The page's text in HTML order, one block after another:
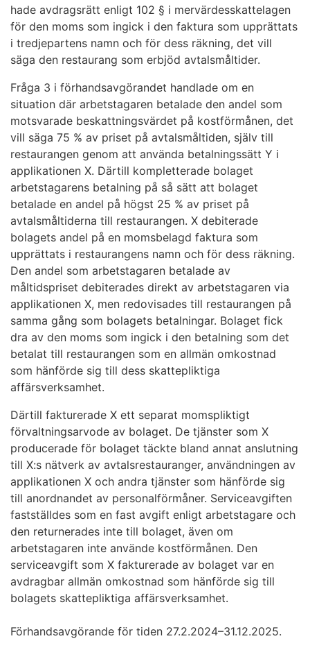
hade avdragsrätt enligt 102 § i mervärdesskattelagen
för den moms som ingick i den faktura som upprättats
i tredjepartens namn och för dess räkning, det vill
säga den restaurang som erbjöd avtalsmåltider.
Fråga 3 i förhandsavgörandet handlade om en
situation där arbetstagaren betalade den andel som
motsvarade beskattningsvärdet på kostförmånen, det
vill säga 75 % av priset på avtalsmåltiden, själv till
restaurangen genom att använda betalningssätt Y i
applikationen X. Därtill kompletterade bolaget
arbetstagarens betalning på så sätt att bolaget
betalade en andel på högst 25 % av priset på
avtalsmåltiderna till restaurangen. X debiterade
bolagets andel på en momsbelagd faktura som
upprättats i restaurangens namn och för dess räkning.
Den andel som arbetstagaren betalade av
måltidspriset debiterades direkt av arbetstagaren via
applikationen X, men redovisades till restaurangen på
samma gång som bolagets betalningar. Bolaget fick
dra av den moms som ingick i den betalning som det
betalat till restaurangen som en allmän omkostnad
som hänförde sig till dess skattepliktiga
affärsverksamhet.
Därtill fakturerade X ett separat momspliktigt
förvaltningsarvode av bolaget. De tjänster som X
producerade för bolaget täckte bland annat anslutning
till X:s nätverk av avtalsrestauranger, användningen av
applikationen X och andra tjänster som hänförde sig
till anordnandet av personalförmåner. Serviceavgiften
fastställdes som en fast avgift enligt arbetstagare och
den returnerades inte till bolaget, även om
arbetstagaren inte använde kostförmånen. Den
serviceavgift som X fakturerade av bolaget var en
avdragbar allmän omkostnad som hänförde sig till
bolagets skattepliktiga affärsverksamhet.
Förhandsavgörande för tiden 27.2.2024–31.12.2025.